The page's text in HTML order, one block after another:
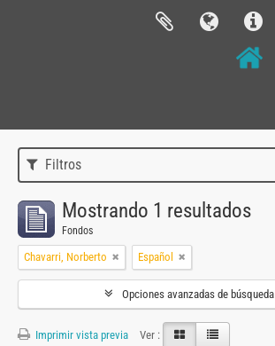
Filtros
Mostrando 1 resultados
Fondos
Chavarri, Norberto Español
Opciones avanzadas de búsqueda
Imprimir vista previa
Ver :